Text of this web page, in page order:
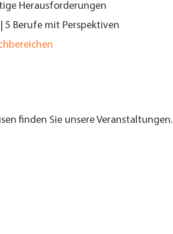
Herausforderungen
5 Berufe mit Perspektiven
finden Sie unsere Veranstaltungen.